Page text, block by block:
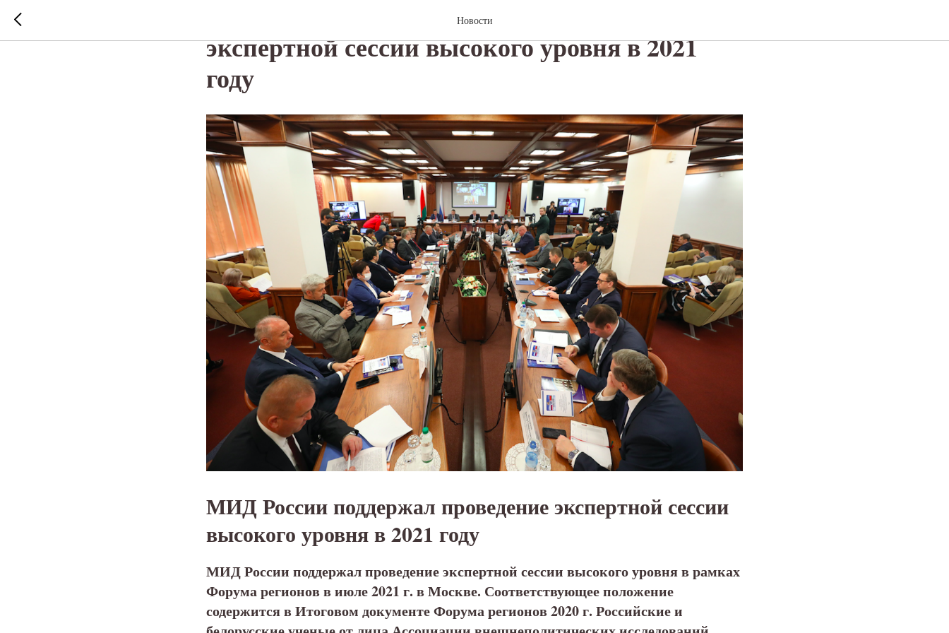
Новости
МИД России поддержал проведение
экспертной сессии высокого уровня в 2021
году
МИД России поддержал проведение экспертной сессии
высокого уровня в 2021 году
МИД России поддержал проведение экспертной сессии высокого уровня в рамках
Форума регионов в июле 2021 г. в Москве. Соответствующее положение
содержится в Итоговом документе Форума регионов 2020 г. Российские и